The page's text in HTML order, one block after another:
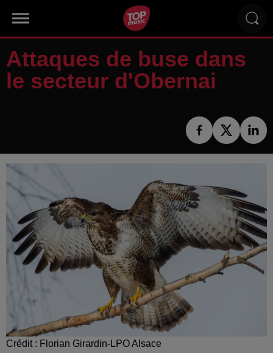
Attaques de buse dans
le secteur d'Obernai
Crédit : Florian Girardin-LPO Alsace